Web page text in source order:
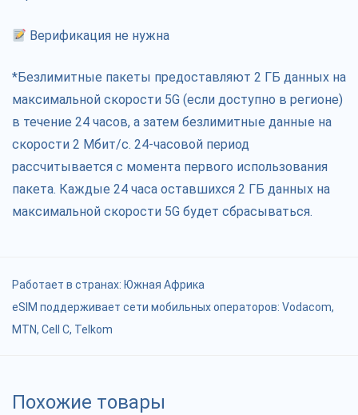
Верификация не нужна
*Безлимитные пакеты предоставляют 2 ГБ данных на
максимальной скорости 5G (если доступно в регионе)
в течение 24 часов, а затем безлимитные данные на
скорости 2 Мбит/с. 24-часовой период
рассчитывается с момента первого использования
пакета. Каждые 24 часа оставшихся 2 ГБ данных на
максимальной скорости 5G будет сбрасываться.
Работает в странах: Южная Африка
eSIM поддерживает сети мобильных операторов: Vodacom,
MTN, Cell C, Telkom
Похожие товары